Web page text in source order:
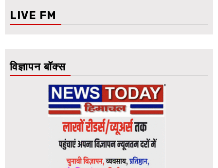
LIVE FM
विज्ञापन बॉक्स